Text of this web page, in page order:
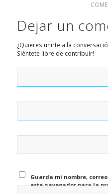
Dejar un
¿Quieres unirte a la
Siéntete libre de contribuir!
Guarda mi nombre,
este navegador para la